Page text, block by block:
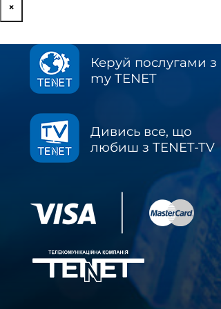
×
Керуй послугами з
my TENET
Дивись все, що
любиш з TENET-TV